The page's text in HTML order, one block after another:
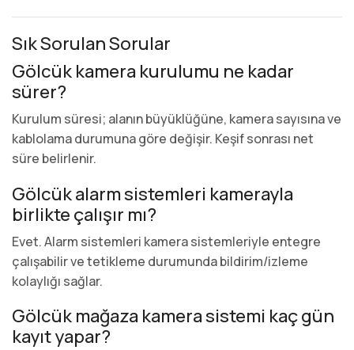
Sık Sorulan Sorular
Gölcük kamera kurulumu ne kadar
sürer?
Kurulum süresi; alanın büyüklüğüne, kamera sayısına ve
kablolama durumuna göre değişir. Keşif sonrası net
süre belirlenir.
Gölcük alarm sistemleri kamerayla
birlikte çalışır mı?
Evet. Alarm sistemleri kamera sistemleriyle entegre
çalışabilir ve tetikleme durumunda bildirim/izleme
kolaylığı sağlar.
Gölcük mağaza kamera sistemi kaç gün
kayıt yapar?